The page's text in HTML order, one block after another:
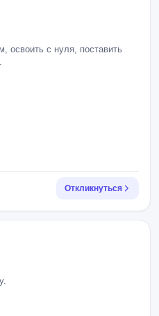
освоить с нуля, поставить
Откликнуться